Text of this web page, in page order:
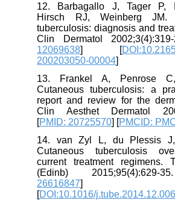
12. Barbagallo J, Tager P,
Hirsch RJ, Weinberg JM.
tuberculosis: diagnosis and
Clin Dermatol
12069638
] [
200203050-00004
13. Frankel A, Penrose
Cutaneous tuberculosis: a
report and review for the
Clin Aesthet Dermatol
[PMID: 20725570] [PMCID:
14. van Zyl L, du Plessis
Cutaneous tuberculosis
current treatment regimens.
(Edinb)
26616847
[DOI:10.1016/